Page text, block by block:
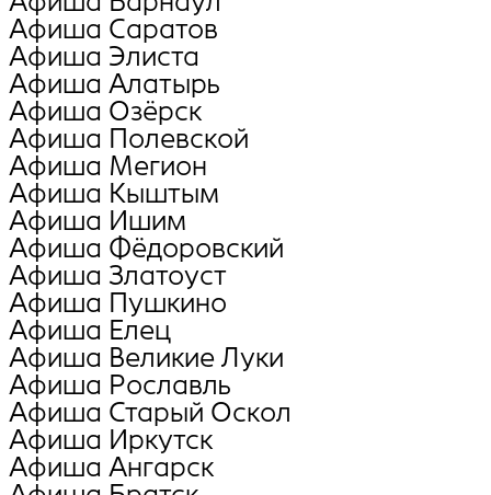
Афиша Саратов
Афиша Элиста
Афиша Алатырь
Афиша Озёрск
Афиша Полевской
Афиша Мегион
Афиша Кыштым
Афиша Ишим
Афиша Фёдоровский
Афиша Златоуст
Афиша Пушкино
Афиша Елец
Афиша Великие Луки
Афиша Рославль
Афиша Старый Оскол
Афиша Иркутск
Афиша Ангарск